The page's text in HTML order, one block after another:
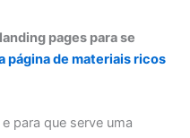
pages para se
página de materiais ricos
para que serve uma